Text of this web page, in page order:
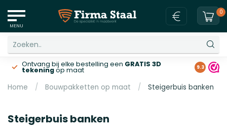
MENU
0
Ontvang bij elke bestelling een GRATIS 3D
tekeningop maat Gratis
9.3
Home / Bouwpakketten op maat / Steigerbuis banken
Steigerbuis banken